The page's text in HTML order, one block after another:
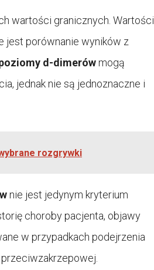
wartości granicznych. Wartości
jest porównanie wyników z
d-dimerówmogą
jednak nie są jednoznaczne i
rozgrywki
nie jest jedynym kryterium
choroby pacjenta, objawy
w przypadkach podejrzenia